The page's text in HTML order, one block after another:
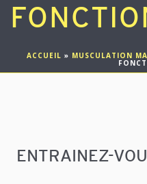
ACCUEIL » MUSCULATION
ENTRAINEZ-